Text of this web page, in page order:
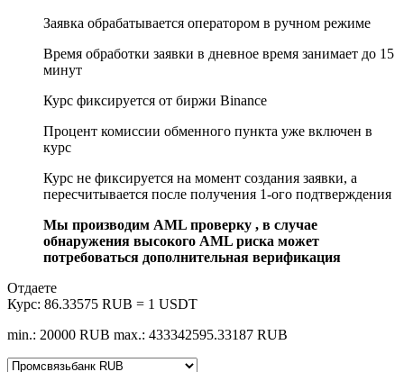
Заявка обрабатывается оператором в ручном режиме
Время обработки заявки в дневное время занимает до 15
минут
Курс фиксируется от биржи Binance
Процент комиссии обменного пункта уже включен в
курс
Курс не фиксируется на момент создания заявки, а
пересчитывается после получения 1-ого подтверждения
Мы производим AML проверку , в случае
обнаружения высокого AML риска может
потребоваться дополнительная верификация
Отдаете
Курс: 86.33575 RUB = 1 USDT
min.: 20000 RUB max.: 433342595.33187 RUB